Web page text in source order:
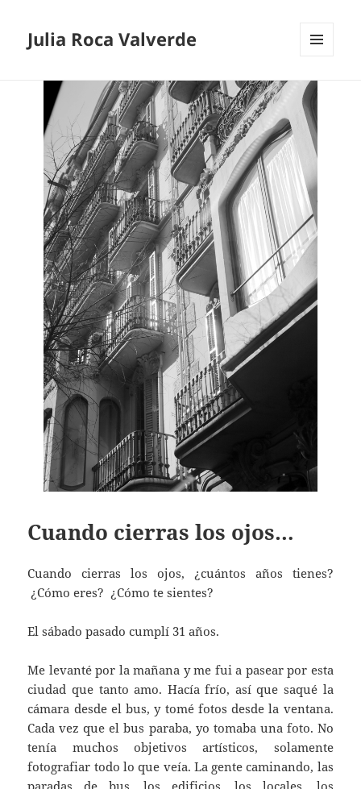
Julia Roca Valverde
WIDGETS
Cuando cierras los ojos…
Cuando cierras los ojos, ¿cuántos años tienes?
¿Cómo eres? ¿Cómo te sientes?
El sábado pasado cumplí 31 años.
Me levanté por la mañana y me fui a pasear por esta
ciudad que tanto amo. Hacía frío, así que saqué la
cámara desde el bus, y tomé fotos desde la ventana.
Cada vez que el bus paraba, yo tomaba una foto. No
tenía muchos objetivos artísticos, solamente
fotografiar todo lo que veía. La gente caminando, las
paradas de bus, los edificios, los locales, los